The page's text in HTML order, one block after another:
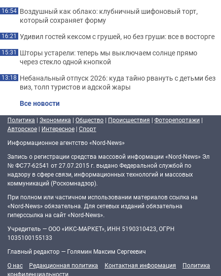
16:54 Воздушный как облако: клубничный шифоновый торт,
который сохраняет форму
16:21 Удивил гостей кексом с грушей, но без груши: все в восторге
15:31 Шторы устарели: теперь мы выключаем солнце прямо
через стекло одной кнопкой
13:18 Небанальный отпуск 2026: куда тайно рвануть с детьми без
виз, толп туристов и адской жары
Все новости
Политика | Экономика | Общество | Происшествия | Фоторепортажи |
Авторское | Интересное | Спорт
Информационное агентство «Nord-News»
Запись о регистрации средства массовой информации «Nord-News» Эл
№ ФС77-62541 от 27.07.2015 г. выдано Федеральной службой по
надзору в сфере связи, информационных технологий и массовых
коммуникаций (Роскомнадзор).
При полном или частичном использовании материалов ссылка на
«Nord-News» обязательна. Для сетевых изданий обязательна
гиперссылка на сайт «Nord-News».
Учредитель — ООО «ИКС-МАРКЕТ», ИНН 5190310423, ОГРН
1035100155133
Главный редактор — Голямин Максим Сергеевич
О нас
Редакционная политика Контактная информация
Политика
конфиденциальности